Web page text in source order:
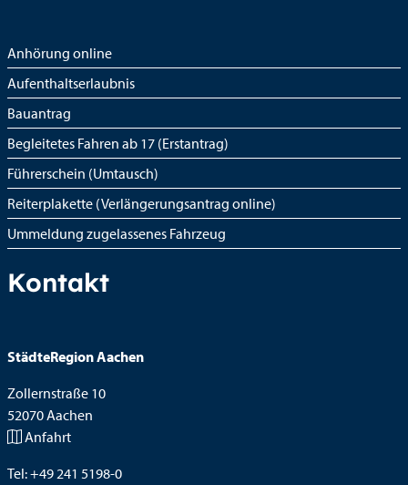
Anhörung online
Aufenthaltserlaubnis
Bauantrag
Begleitetes Fahren ab 17 (Erstantrag)
Führerschein (Umtausch)
Reiterplakette (Verlängerungsantrag online)
Ummeldung zugelassenes Fahrzeug
Kontakt
StädteRegion Aachen
Zollernstraße 10
52070Aachen
Anfahrt
Tel:+49 241 5198-0